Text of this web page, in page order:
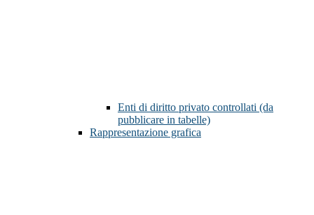
Enti di diritto privato controllati (da
pubblicare in tabelle)
Rappresentazione grafica